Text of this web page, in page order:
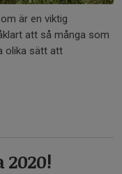
är en viktig
att så många som
olika sätt att
2020!